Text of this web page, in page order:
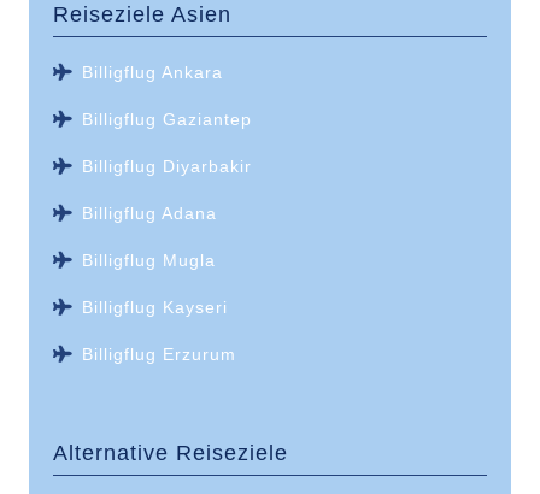
Reiseziele Asien
Billigflug Ankara
Billigflug Gaziantep
Billigflug Diyarbakir
Billigflug Adana
Billigflug Mugla
Billigflug Kayseri
Billigflug Erzurum
Alternative Reiseziele